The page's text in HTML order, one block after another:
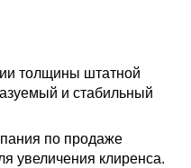
толщины штатной
и стабильный
по продаже
увеличения клиренса.